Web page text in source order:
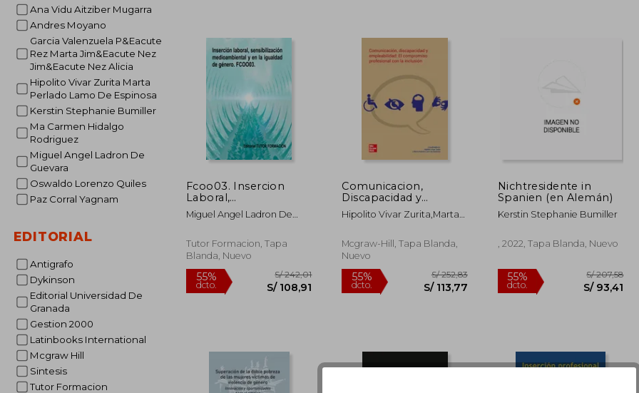
Ana Vidu Aitziber Mugarra
Andres Moyano
Garcia Valenzuela P&Eacute
Rez Marta Jim&Eacute Nez
Jim&Eacute Nez Alicia
Hipolito Vivar Zurita Marta
Perlado Lamo De Espinosa
Kerstin Stephanie Bumiller
Ma Carmen Hidalgo
Rodriguez
Miguel Angel Ladron De
Guevara
Oswaldo Lorenzo Quiles
Paz Corral Yagnam
EDITORIAL
Antigrafo
Dykinson
Editorial Universidad De
Granada
Gestion 2000
Latinbooks International
Mcgraw Hill
Sintesis
Tutor Formacion
dcto. dcto.
Fcoo03. Insercion
Laboral,
Sensibilizacion
Medioambiental y en
Miguel Angel Ladron De
Tutor Formacion, Tapa
Blanda, Nuevo
55%
dcto.
Comunicacion,
Discapacidad y
Empleabilidad: El
Compromiso
Inclusion
Hipolito Vivar Zurita,Marta
Mcgraw-Hill, Tapa Blanda,
Nuevo
Nichtresidente in
Spanien (en Alemán)
Kerstin Stephanie Bumiller
, 2022, Tapa Blanda, Nuevo